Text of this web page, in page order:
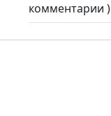
комментарии )